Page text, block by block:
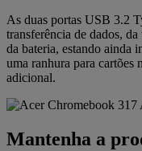
As duas portas USB 3.2
transferência de dados,
da bateria, estando ainda
uma ranhura para cartões
adicional.
Mantenha a